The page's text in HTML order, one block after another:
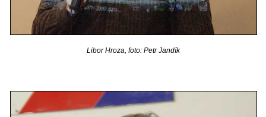
Libor Hroza, foto: Petr Jandík